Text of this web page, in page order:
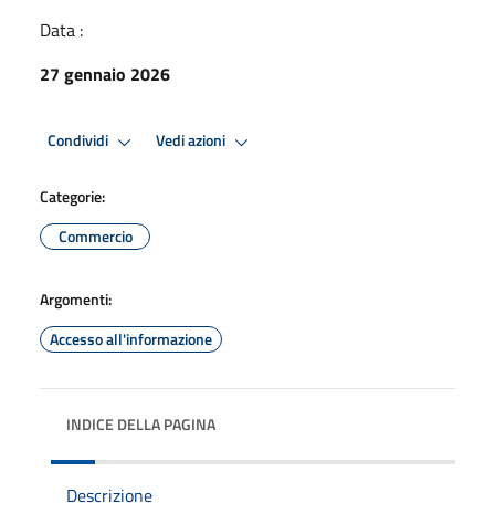
Data :
27 gennaio 2026
Condividi Vedi azioni
Categorie:
Commercio
Argomenti:
Accesso all'informazione
INDICE DELLA PAGINA
Descrizione